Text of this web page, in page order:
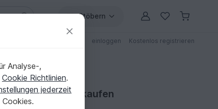
Stöbern
einloggen Kostenlos registrieren
Häkelanleitung kaufen
Analyse-,
Cookie Richtlinien.
jederzeit